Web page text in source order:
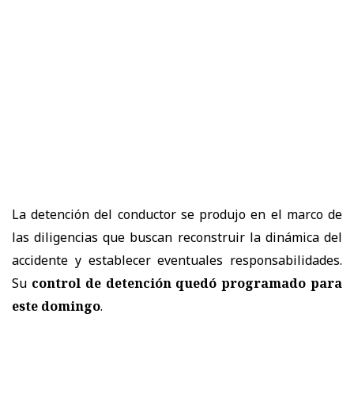
La detención del conductor se produjo en el marco de
las diligencias que buscan reconstruir la dinámica del
accidente y establecer eventuales responsabilidades.
Su control de detención quedó programado para
este domingo.